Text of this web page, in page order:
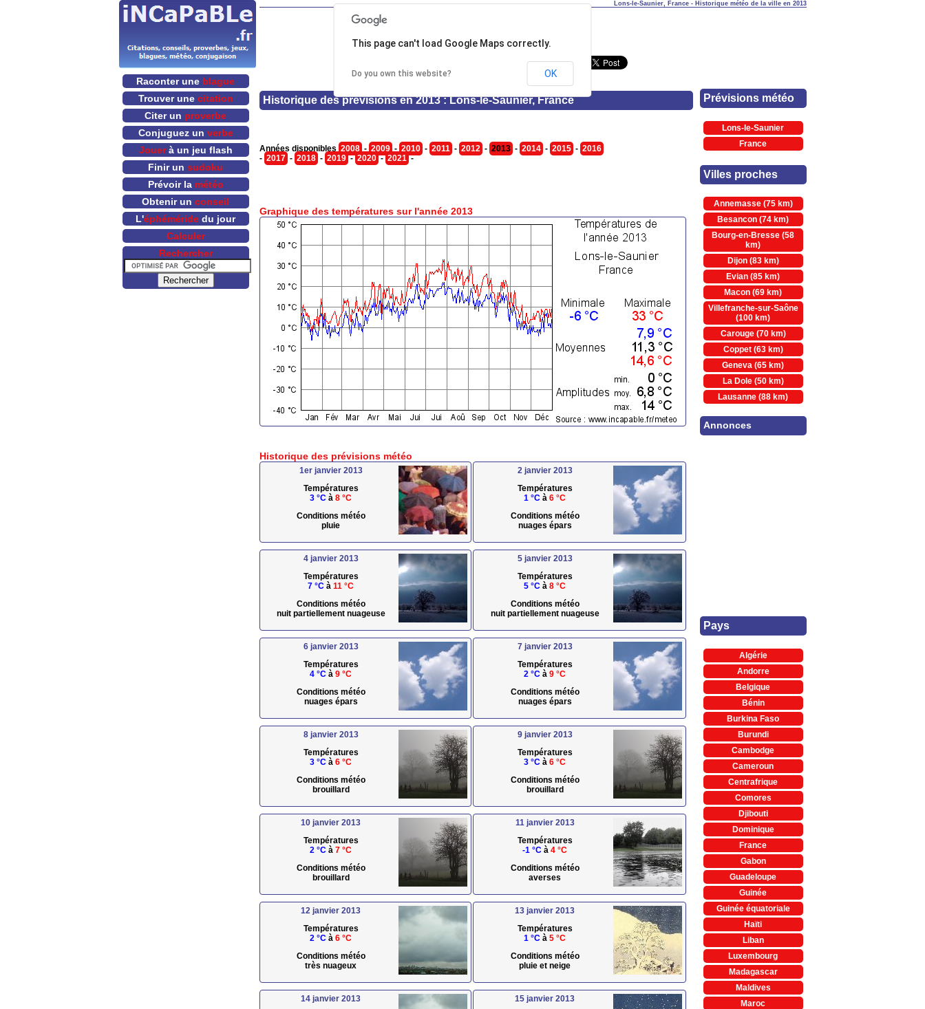
Lons-le-Saunier, France - Historique météo de la ville en 2013
Historique des prévisions en 2013 : Lons-le-Saunier, France
Années disponibles 2008 - 2009 - 2010 - 2011 - 2012 - 2013 - 2014 - 2015 - 2016
- 2017 - 2018 - 2019 - 2020 - 2021 -
Graphique des températures sur l'année 2013
Historique des prévisions météo
1er janvier 2013
Températures
3 °C à 8 °C
Conditions météo
pluie
2 janvier 2013
Températures
1 °C à 6 °C
Conditions météo
nuages épars
4 janvier 2013
Températures
7 °C à 11 °C
Conditions météo
nuit partiellement nuageuse
5 janvier 2013
Températures
5 °C à 8 °C
Conditions météo
nuit partiellement nuageuse
6 janvier 2013
Températures
4 °C à 9 °C
Conditions météo
nuages épars
7 janvier 2013
Températures
2 °C à 9 °C
Conditions météo
nuages épars
8 janvier 2013
Températures
3 °C à 6 °C
Conditions météo
brouillard
9 janvier 2013
Températures
3 °C à 6 °C
Conditions météo
brouillard
10 janvier 2013
Températures
2 °C à 7 °C
Conditions météo
brouillard
11 janvier 2013
Températures
-1 °C à 4 °C
Conditions météo
averses
12 janvier 2013
Températures
2 °C à 6 °C
Conditions météo
très nuageux
13 janvier 2013
Températures
1 °C à 5 °C
Conditions météo
pluie et neige
14 janvier 2013
15 janvier 2013
This page can't load Google Maps correctly.
Do you own this website? OK
Prévisions météo
Lons-le-Saunier
France
Villes proches
Annemasse (75 km)
Besancon (74 km)
Bourg-en-Bresse (58
km)
Dijon (83 km)
Evian (85 km)
Macon (69 km)
Villefranche-sur-Saône
(100 km)
Carouge (70 km)
Coppet (63 km)
Geneva (65 km)
La Dole (50 km)
Lausanne (88 km)
Annonces
Pays
Algérie
Andorre
Belgique
Bénin
Burkina Faso
Burundi
Cambodge
Cameroun
Centrafrique
Comores
Djibouti
Dominique
France
Gabon
Guadeloupe
Guinée
Guinée équatoriale
Haïti
Liban
Luxembourg
Madagascar
Maldives
Maroc
Raconter une blague
Trouver une citation
Citer un proverbe
Conjuguez un verbe
Jouerà un jeu flash
Finir un sudoku
Prévoir la météo
Obtenir un conseil
L'éphéméride du jour
Calculer
Rechercher